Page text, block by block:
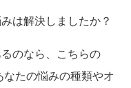
は解決しましたか？
のなら、こちらの
なたの悩みの種類やオ